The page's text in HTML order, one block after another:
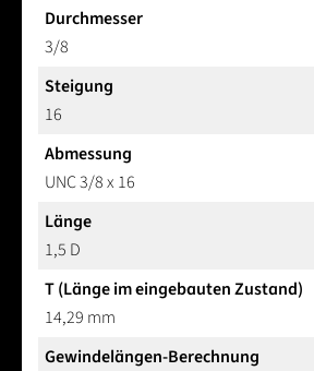
Durchmesser
3/8
Steigung
16
Abmessung
UNC 3/8 x 16
Länge
1,5 D
T (Länge im eingebauten Zustand)
14,29 mm
Gewindelängen-Berechnung